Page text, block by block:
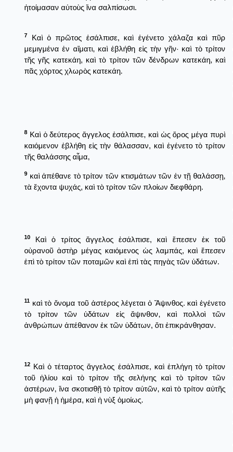
ἡτοίμασαν αὑτοὺς ἵνα σαλπίσωσι.
7
Καὶ ὁ πρῶτος ἐσάλπισε, καὶ ἐγένετο χάλαζα καὶ πῦρ
μεμιγμένα ἐν αἵματι, καὶ ἐβλήθη εἰς τὴν γῆν· καὶ τὸ τρίτον
τῆς γῆς κατεκάη, καὶ τὸ τρίτον τῶν δένδρων κατεκάη, καὶ
πᾶς χόρτος χλωρὸς κατεκάη.
8 Καὶ ὁ δεύτερος ἄγγελος ἐσάλπισε, καὶ ὡς ὄρος μέγα πυρὶ
καιόμενον ἐβλήθη εἰς τὴν θάλασσαν, καὶ ἐγένετο τὸ τρίτον
τῆς θαλάσσης αἷμα,
9 καὶ ἀπέθανε τὸ τρίτον τῶν κτισμάτων τῶν ἐν τῇ θαλάσσῃ,
τὰ ἔχοντα ψυχάς, καὶ τὸ τρίτον τῶν πλοίων διεφθάρη.
10
Καὶ ὁ τρίτος ἄγγελος ἐσάλπισε, καὶ ἔπεσεν ἐκ τοῦ
οὐρανοῦ ἀστὴρ μέγας καιόμενος ὡς λαμπάς, καὶ ἔπεσεν
ἐπὶ τὸ τρίτον τῶν ποταμῶν καὶ ἐπὶ τὰς πηγὰς τῶν ὑδάτων.
11 καὶ τὸ ὄνομα τοῦ ἀστέρος λέγεται ὁ Ἄψινθος. καὶ ἐγένετο
τὸ τρίτον τῶν ὑδάτων εἰς ἄψινθον, καὶ πολλοὶ τῶν
ἀνθρώπων ἀπέθανον ἐκ τῶν ὑδάτων, ὅτι ἐπικράνθησαν.
12 Καὶ ὁ τέταρτος ἄγγελος ἐσάλπισε, καὶ ἐπλήγη τὸ τρίτον
τοῦ ἡλίου καὶ τὸ τρίτον τῆς σελήνης καὶ τὸ τρίτον τῶν
ἀστέρων, ἵνα σκοτισθῇ τὸ τρίτον αὐτῶν, καὶ τὸ τρίτον αὐτῆς
μὴ φανῇ ἡ ἡμέρα, καὶ ἡ νὺξ ὁμοίως.